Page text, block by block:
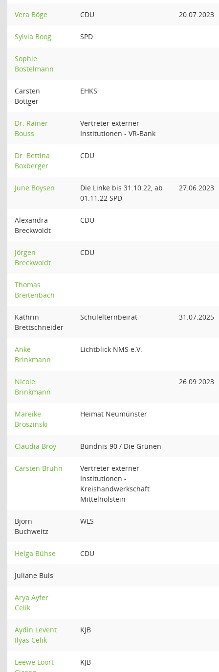
Vera Böge CDU 20.07.2023
Sylvia Boog SPD
Sophie
Bostelmann
Carsten
Böttger
EHKS
Dr. Rainer
Bouss
Vertreter externer
Institutionen - VR-Bank
Dr. Bettina
Boxberger
CDU
June Boysen
Die Linke bis 31.10.22, ab
01.11.22 SPD
27.06.2023
Alexandra
Breckwoldt
CDU
Jörgen
Breckwoldt
CDU
Thomas
Breitenbach
Kathrin
Brettschneider
Schulelternbeirat 31.07.2025
Anke
Brinkmann
Lichtblick NMS e.V.
Nicole
Brinkmann
26.09.2023
Mareike
Broszinski
Heimat Neumünster
Claudia Broy Bündnis 90 / Die Grünen
Carsten Bruhn
Vertreter externer
Institutionen -
Kreishandwerkschaft
Mittelholstein
Björn
Buchweitz
WLS
Helga Bühse CDU
Juliane Buls
Arya Ayfer
Celik
Aydin Levent
Ilyas Celik
KJB
Leewe Loort
KJB